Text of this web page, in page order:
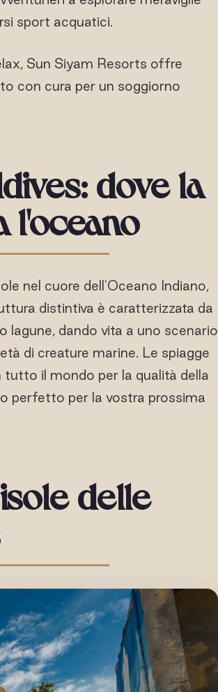
sport acquatici.
Sun Siyam Resorts offre
con cura per un soggiorno
dove la
l'oceano
nel cuore dell'Oceano Indiano,
distintiva è caratterizzata da
lagune, dando vita a uno scenario
di creature marine. Le spiagge
il mondo per la qualità della
perfetto per la vostra prossima
delle